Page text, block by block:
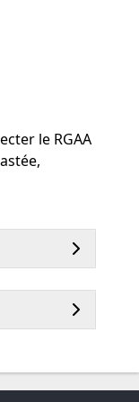
le RGAA